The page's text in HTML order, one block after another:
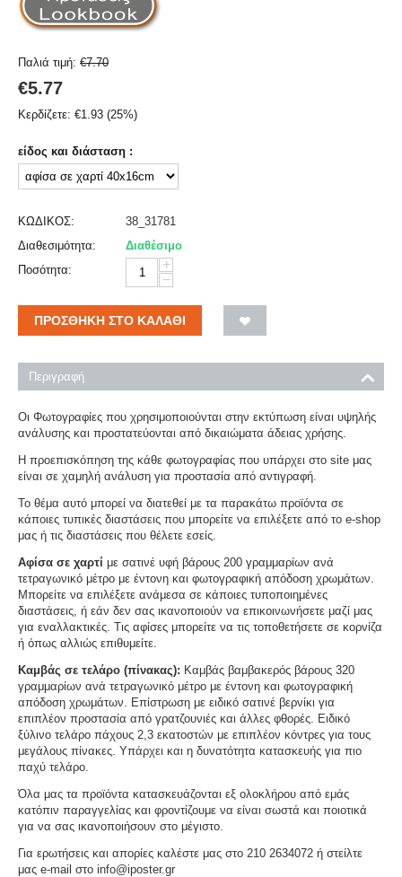
Παλιά τιμή: €7.70
€5.77
Κερδίζετε: €1.93 (25%)
είδος και διάσταση :
ΚΩΔΙΚΟΣ:
38_31781
Διαθεσιμότητα:
Διαθέσιμο
Ποσότητα:
+
−
ΠΡΟΣΘΉΚΗ ΣΤΟ ΚΑΛΆΘΙ
Περιγραφή
Οι Φωτογραφίες που χρησιμοποιούνται στην εκτύπωση είναι υψηλής
ανάλυσης και προστατεύονται από δικαιώματα άδειας χρήσης.
Η προεπισκόπηση της κάθε φωτογραφίας που υπάρχει στο site μας
είναι σε χαμηλή ανάλυση για προστασία από αντιγραφή.
Το θέμα αυτό μπορεί να διατεθεί με τα παρακάτω προϊόντα σε
κάποιες τυπικές διαστάσεις που μπορείτε να επιλέξετε από το e-shop
μας ή τις διαστάσεις που θέλετε εσείς.
Αφίσα σε χαρτί με σατινέ υφή βάρους 200 γραμμαρίων ανά
τετραγωνικό μέτρο με έντονη και φωτογραφική απόδοση χρωμάτων.
Μπορείτε να επιλέξετε ανάμεσα σε κάποιες τυποποιημένες
διαστάσεις, ή εάν δεν σας ικανοποιούν να επικοινωνήσετε μαζί μας
για εναλλακτικές. Τις αφίσες μπορείτε να τις τοποθετήσετε σε κορνίζα
ή όπως αλλιώς επιθυμείτε.
Καμβάς σε τελάρο (πίνακας): Καμβάς βαμβακερός βάρους 320
γραμμαρίων ανά τετραγωνικό μέτρο με έντονη και φωτογραφική
απόδοση χρωμάτων. Επίστρωση με ειδικό σατινέ βερνίκι για
επιπλέον προστασία από γρατζουνιές και άλλες φθορές. Ειδικό
ξύλινο τελάρο πάχους 2,3 εκατοστών με επιπλέον κόντρες για τους
μεγάλους πίνακες. Υπάρχει και η δυνατότητα κατασκευής για πιο
παχύ τελάρο.
Όλα μας τα προϊόντα κατασκευάζονται εξ ολοκλήρου από εμάς
κατόπιν παραγγελίας και φροντίζουμε να είναι σωστά και ποιοτικά
για να σας ικανοποιήσουν στο μέγιστο.
Για ερωτήσεις και απορίες καλέστε μας στο 210 2634072 ή στείλτε
μας e-mail στο info@iposter.gr